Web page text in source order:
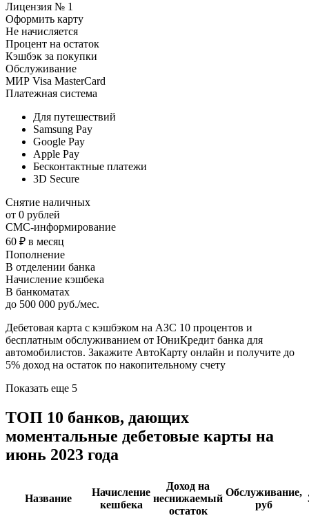
Лицензия № 1
Оформить карту
Не начисляется
Процент на остаток
Кэшбэк за покупки
Обслуживание
МИР Visa MasterCard
Платежная система
Для путешествий
Samsung Pay
Google Pay
Apple Pay
Бесконтактные платежи
3D Secure
Снятие наличных
от 0 рублей
СМС-информирование
60 ₽ в месяц
Пополнение
В отделении банка
Начисление кэшбека
В банкоматах
до 500 000 руб./мес.
Дебетовая карта с кэшбэком на АЗС 10 процентов и
бесплатным обслуживанием от ЮниКредит банка для
автомобилистов. Закажите АвтоКарту онлайн и получите до
5% доход на остаток по накопительному счету
Показать еще 5
ТОП 10 банков, дающих
моментальные дебетовые карты на
июнь 2023 года
Название
Начисление
кешбека
Доход на
неснижаемый
остаток
Обслуживание,
руб